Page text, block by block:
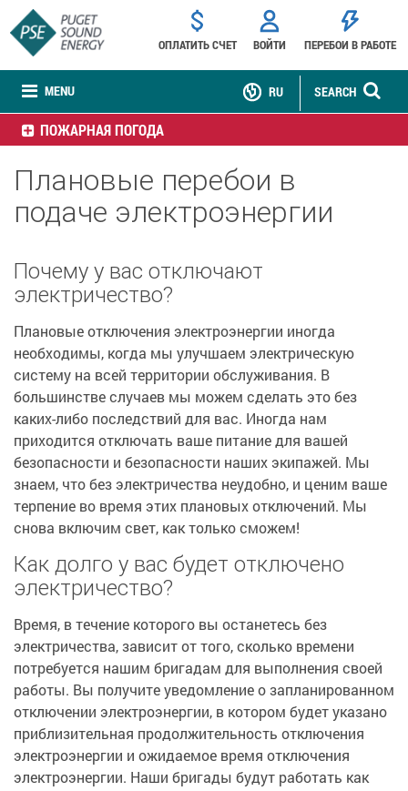
MENU
ОПЛАТИТЬ СЧЕТ ВОЙТИ ПЕРЕБОИ В РАБОТЕ
SEARCH
RU
ПОЖАРНАЯ ПОГОДА
Плановые перебои в
подаче электроэнергии
Почему у вас отключают
электричество?
Плановые отключения электроэнергии иногда
необходимы, когда мы улучшаем электрическую
систему на всей территории обслуживания. В
большинстве случаев мы можем сделать это без
каких-либо последствий для вас. Иногда нам
приходится отключать ваше питание для вашей
безопасности и безопасности наших экипажей. Мы
знаем, что без электричества неудобно, и ценим ваше
терпение во время этих плановых отключений. Мы
снова включим свет, как только сможем!
Как долго у вас будет отключено
электричество?
Время, в течение которого вы останетесь без
электричества, зависит от того, сколько времени
потребуется нашим бригадам для выполнения своей
работы. Вы получите уведомление о запланированном
отключении электроэнергии, в котором будет указано
приблизительная продолжительность отключения
электроэнергии и ожидаемое время отключения
электроэнергии. Наши бригады будут работать как